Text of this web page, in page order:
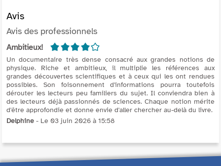
Avis
Avis des professionnels
Ambitieux! 4/5
Un documentaire très dense consacré aux grandes notions de
physique. Riche et ambitieux, il multiplie les références aux
grandes découvertes scientifiques et à ceux qui les ont rendues
possibles. Son foisonnement d'informations pourra toutefois
dérouter les lecteurs peu familiers du sujet. Il conviendra bien à
des lecteurs déjà passionnés de sciences. Chaque notion mérite
d'être approfondie et donne envie d'aller chercher au-delà du livre.
Delphine - Le 03 juin 2026 à 15:58